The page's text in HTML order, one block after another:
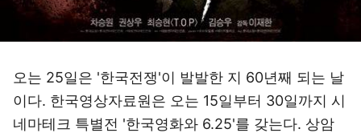
오는 25일은 '한국전쟁'이 발발한 지 60년째 되는 날
이다. 한국영상자료원은 오는 15일부터 30일까지 시
네마테크 특별전 '한국영화와 6.25'를 갖는다. 상암